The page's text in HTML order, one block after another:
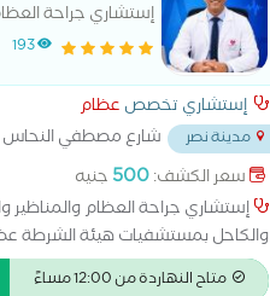
إستشاري جراحة
193
إستشاري تخصص عظام
مدينة نصر شارع مصطفي النحاس
سعر الكشف:500 جنيه
إستشاري جراحة العظام
والكاحل بمستشفيات هيئة الشرطة
ومناظير الركبة والكتف
متاح النهاردة من 12:00 مساءً